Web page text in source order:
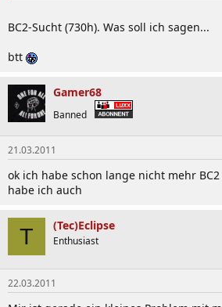
BC2-Sucht (730h). Was soll ich sagen...
btt
Gamer68
Banned
21.03.2011
ok ich habe schon lange nicht mehr
habe ich auch
T (Tec)Eclipse
Enthusiast
22.03.2011